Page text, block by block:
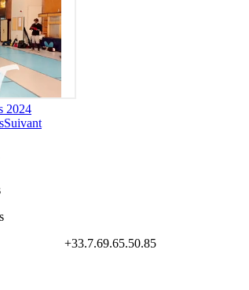
2024
Suivant
+33.7.69.65.50.85